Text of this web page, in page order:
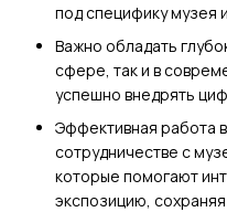
под специфику музея
Важно обладать
сфере, так и в
успешно внедрять
Эффективная работа
сотрудничестве с
которые помогают
экспозицию,